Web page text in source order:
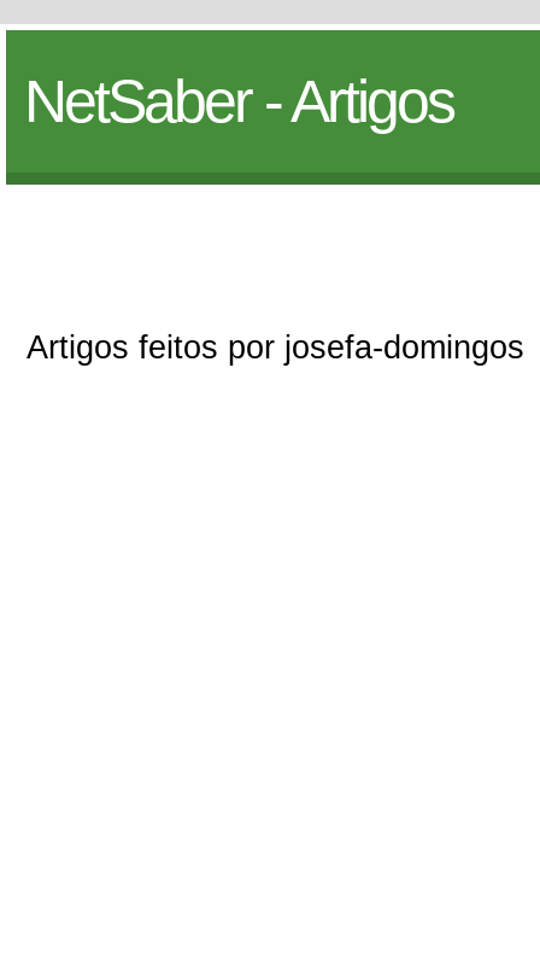
NetSaber - Artigos
Artigos feitos por josefa-domingos